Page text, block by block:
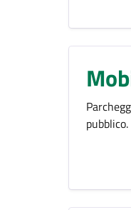
pubblico.